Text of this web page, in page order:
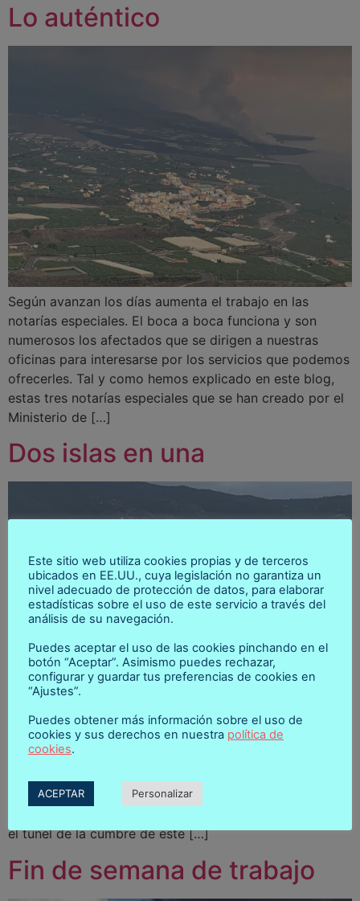
Lo auténtico
Según avanzan los días aumenta el trabajo en las
notarías especiales. El boca a boca funciona y son
numerosos los afectados que se dirigen a nuestras
oficinas para interesarse por los servicios que podemos
ofrecerles. Tal y como hemos explicado en este blog,
estas tres notarías especiales que se han creado por el
Ministerio de […]
Dos islas en una
La Palma son dos islas. La montaña de La Cumbre
situada en el centro separa el lado este del oeste.
este y el oeste. Santa Cruz y Los Llanos. El este
el túnel de la cumbre de este […]
Fin de semana de trabajo
Este sitio web utiliza cookies propias y de terceros
ubicados en EE.UU., cuya legislación no garantiza un
nivel adecuado de protección de datos, para elaborar
estadísticas sobre el uso de este servicio a través del
análisis de su navegación.
Puedes aceptar el uso de las cookies pinchando en el
botón “Aceptar”. Asimismo puedes rechazar,
configurar y guardar tus preferencias de cookies en
“Ajustes”.
Puedes obtener más información sobre el uso de
cookies y sus derechos en nuestra política de
cookies.
ACEPTAR Personalizar